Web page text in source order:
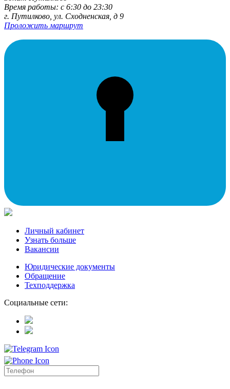
Время работы: c 6:30 до 23:30
г. Путилково, ул. Сходненская, д 9
Проложить маршрут
Личный кабинет
Узнать больше
Вакансии
Юридические документы
Обращение
Техподдержка
Социальные сети: